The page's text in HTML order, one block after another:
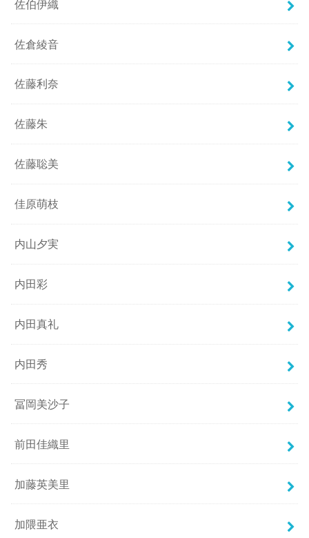
佐伯伊織
佐倉綾音
佐藤利奈
佐藤朱
佐藤聡美
佳原萌枝
内山夕実
内田彩
内田真礼
内田秀
冨岡美沙子
前田佳織里
加藤英美里
加隈亜衣